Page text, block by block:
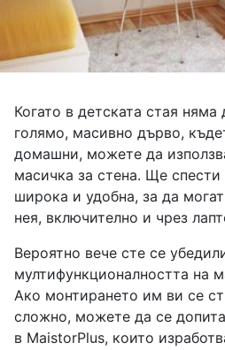
Когато в детската стая
голямо, масивно дърво,
домашни, можете да
масичка за стена. Ще
широка и удобна, за да
нея, включително и чрез
Вероятно вече сте се
мултифункционалността на
Ако монтирането им ви се
сложно, можете да се
в MaistorPlus, които